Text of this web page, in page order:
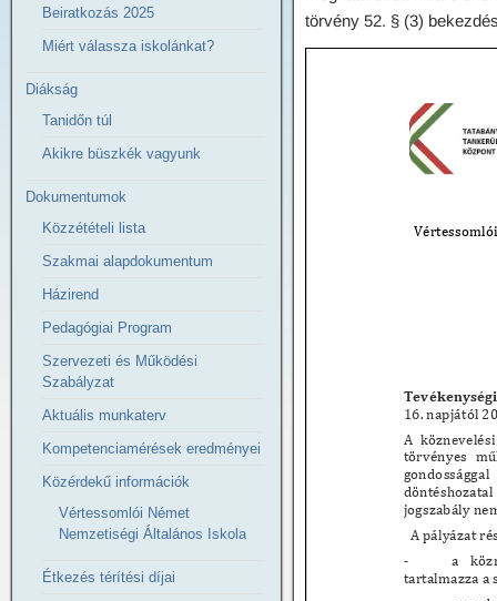
törvény 52. § (3)
Beiratkozás 2025
Miért válassza iskolánkat?
Diákság
Tanidőn túl
Akikre büszkék vagyunk
Dokumentumok
Közzétételi lista
Szakmai alapdokumentum
Házirend
Pedagógiai Program
Szervezeti és Működési
Szabályzat
Aktuális munkaterv
Kompetenciamérések eredményei
Közérdekű információk
Vértessomlói Német
Nemzetiségi Általános Iskola
Étkezés térítési díjai